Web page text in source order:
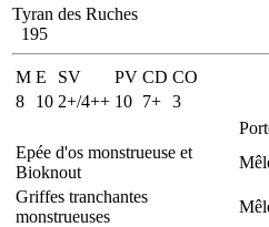
Tyran des Ruches
195
M E SV PV CD CO
8
10 2+/4++ 10 7+ 3
Epée d'os monstrueuse et
Bioknout
Griffes tranchantes
monstrueuses